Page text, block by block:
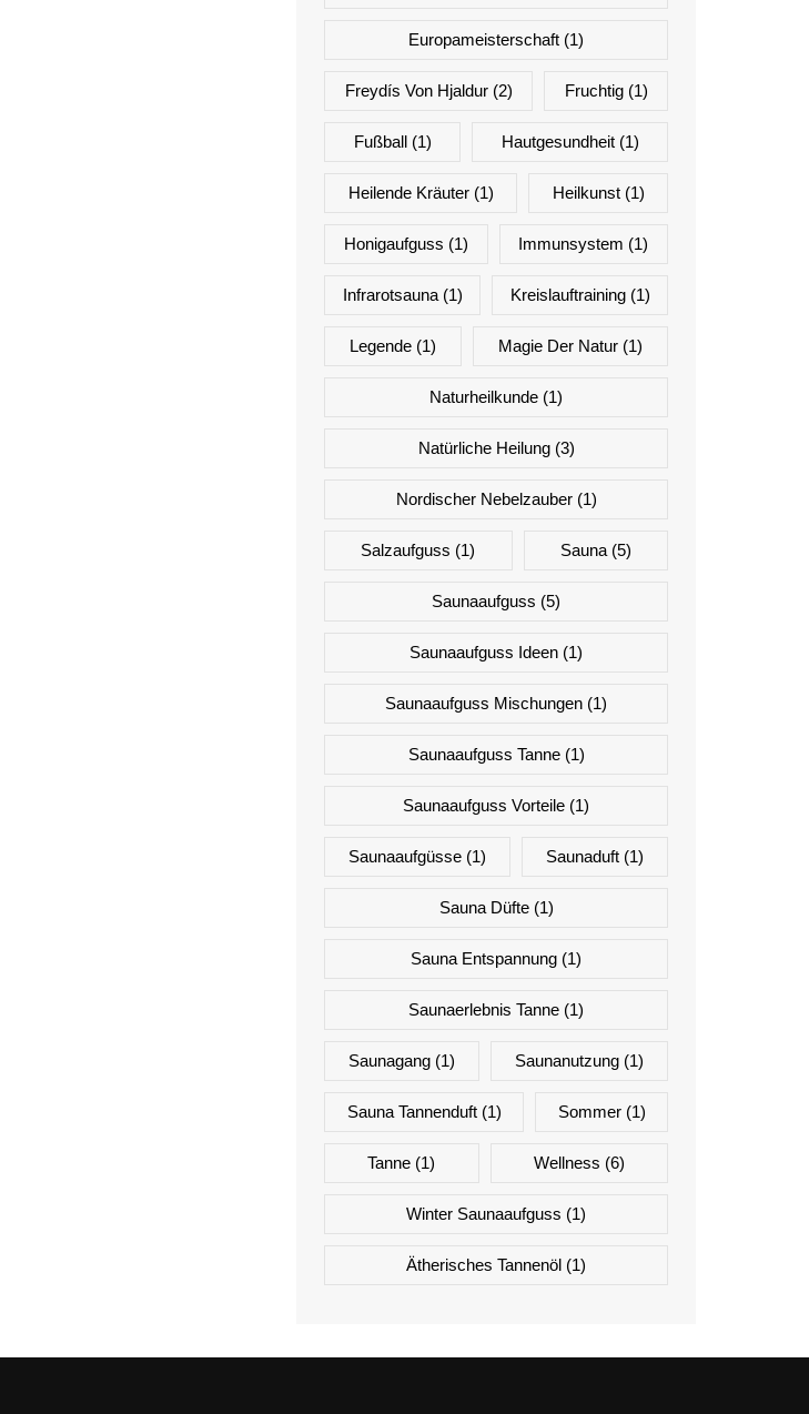
Europameisterschaft (1)
Freydís Von Hjaldur(2) Fruchtig(1)
Fußball(1) Hautgesundheit(1)
Heilende Kräuter(1) Heilkunst(1)
Honigaufguss (1) Immunsystem (1)
Infrarotsauna(1) Kreislauftraining(1)
Legende (1) Magie Der Natur (1)
Naturheilkunde (1)
Natürliche Heilung(3)
Nordischer Nebelzauber(1)
Salzaufguss (1) Sauna(5)
Saunaaufguss (5)
Saunaaufguss Ideen (1)
Saunaaufguss Mischungen (1)
Saunaaufguss Tanne(1)
Saunaaufguss Vorteile (1)
Saunaaufgüsse (1) Saunaduft (1)
Sauna Düfte(1)
Sauna Entspannung (1)
Saunaerlebnis Tanne (1)
Saunagang (1) Saunanutzung (1)
Sauna Tannenduft(1) Sommer(1)
Tanne (1) Wellness (6)
Winter Saunaaufguss (1)
Ätherisches Tannenöl (1)